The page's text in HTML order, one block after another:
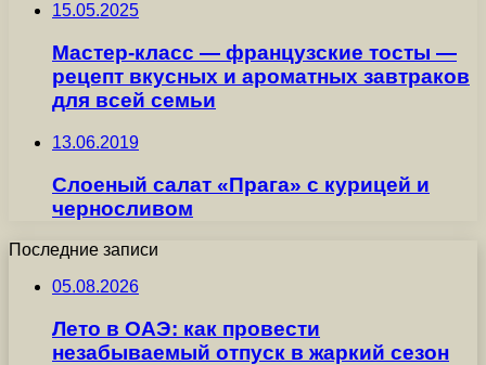
15.05.2025
Мастер-класс — французские тосты —
рецепт вкусных и ароматных завтраков
для всей семьи
13.06.2019
Слоеный салат «Прага» с курицей и
черносливом
Последние записи
05.08.2026
Лето в ОАЭ: как провести
незабываемый отпуск в жаркий сезон